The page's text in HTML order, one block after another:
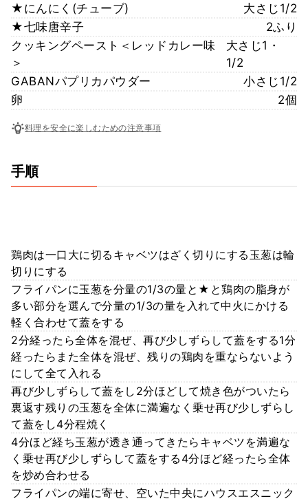
★にんにく(チューブ)
大さじ1/2
★七味唐辛子
2ふり
クッキングペースト＜レッドカレー味
＞
大さじ1・
1/2
GABANパプリカパウダー
小さじ1/2
卵
2個
料理を安全に楽しむための注意事項
手順
鶏肉は一口大に切るキャベツはざく切りにする玉葱は輪
切りにする
フライパンに玉葱を分量の1/3の量と★と鶏肉の脂身が
多い部分を選んで分量の1/3の量を入れて中火にかける
軽く合わせて蓋をする
2分経ったら全体を混ぜ、再び少しずらして蓋をする1分
経ったらまた全体を混ぜ、残りの鶏肉を重ならないよう
にして全て入れる
再び少しずらして蓋をし2分ほどして焼き色がついたら
裏返す残りの玉葱を全体に満遍なく乗せ再び少しずらし
て蓋をし4分程焼く
4分ほど経ち玉葱が透き通ってきたらキャベツを満遍な
く乗せ再び少しずらして蓋をする4分ほど経ったら全体
を炒め合わせる
フライパンの端に寄せ、空いた中央にハウスエスニック